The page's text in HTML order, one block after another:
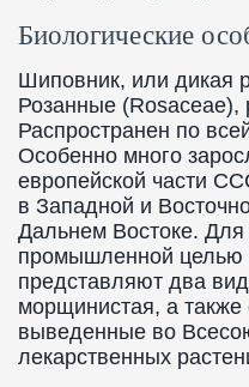
Биологические
Шиповник, или дикая
Розанные (Rosaceae),
Распространен по
Особенно много
европейской части
в Западной и
Дальнем Востоке. Для
промышленной целью
представляют два
морщинистая, а также
выведенные во
лекарственных